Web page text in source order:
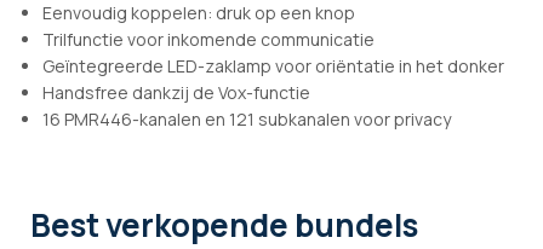
Eenvoudig koppelen: druk op een knop
Trilfunctie voor inkomende communicatie
Geïntegreerde LED-zaklamp voor oriëntatie in het donker
Handsfree dankzij de Vox-functie
16 PMR446-kanalen en 121 subkanalen voor privacy
Best verkopende bundels